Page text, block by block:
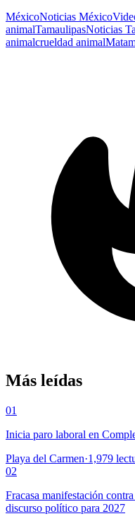
MéxicoNoticias México
animalTamaulipasNoticias
animalcrueldad animal
Más leídas
01
Inicia paro laboral en
Playa del Carmen·1,979
02
Fracasa manifestación
discurso político para 2027